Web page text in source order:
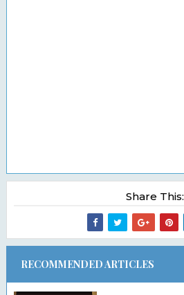
Share This:
RECOMMENDED ARTICLES